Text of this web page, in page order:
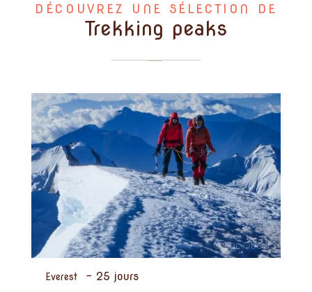
DÉCOUVREZ UNE SÉLECTION DE
Trekking peaks
Everest - 25 jours